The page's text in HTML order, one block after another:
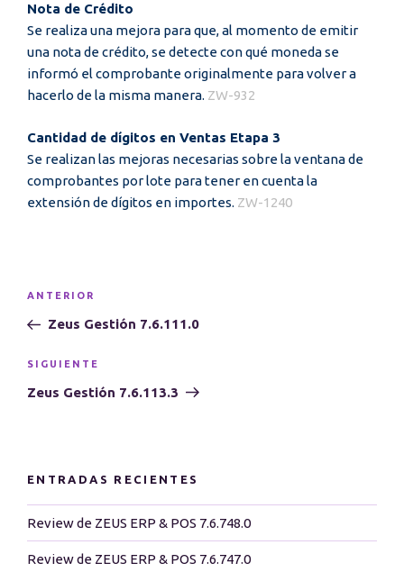
Nota de Crédito
Se realiza una mejora para que, al momento de emitir
una nota de crédito, se detecte con qué moneda se
informó el comprobante originalmente para volver a
hacerlo de la misma manera. ZW-932
Cantidad de dígitos en Ventas Etapa 3
Se realizan las mejoras necesarias sobre la ventana de
comprobantes por lote para tener en cuenta la
extensión de dígitos en importes. ZW-1240
entradas
Entrada
anterior:
ANTERIOR
Zeus Gestión 7.6.111.0
Siguiente
entrada
SIGUIENTE
Zeus Gestión 7.6.113.3
ENTRADAS RECIENTES
Review de ZEUS ERP & POS 7.6.748.0
Review de ZEUS ERP & POS 7.6.747.0